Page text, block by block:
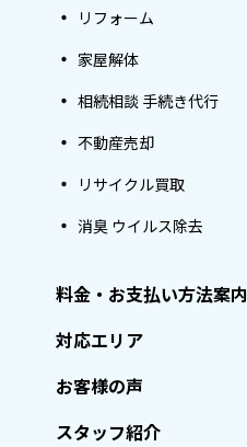
リフォーム
家屋解体
相続相談 手続き代行
不動産売却
リサイクル買取
消臭 ウイルス除去
料金・お支払い方法案内
対応エリア
お客様の声
スタッフ紹介